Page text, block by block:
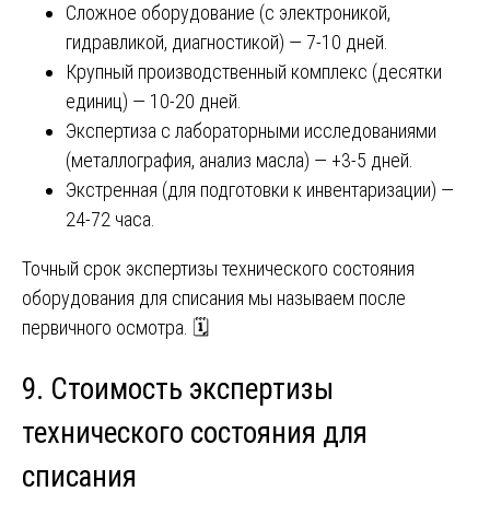
Сложное оборудование (с электроникой,
гидравликой, диагностикой) — 7-10 дней.
Крупный производственный комплекс (десятки
единиц) — 10-20 дней.
Экспертиза с лабораторными исследованиями
(металлография, анализ масла) — +3-5 дней.
Экстренная (для подготовки к инвентаризации) —
24-72 часа.
Точный срок экспертизы технического состояния
оборудования для списания мы называем после
первичного осмотра. 🗓️
9. Стоимость экспертизы
технического состояния для
списания